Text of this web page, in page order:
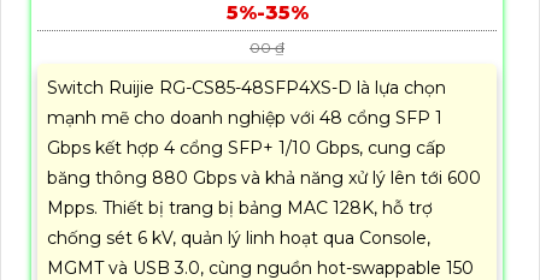
5%-35%
00 ₫
Switch Ruijie RG-CS85-48SFP4XS-D là lựa chọn
mạnh mẽ cho doanh nghiệp với 48 cổng SFP 1
Gbps kết hợp 4 cổng SFP+ 1/10 Gbps, cung cấp
băng thông 880 Gbps và khả năng xử lý lên tới 600
Mpps. Thiết bị trang bị bảng MAC 128K, hỗ trợ
chống sét 6 kV, quản lý linh hoạt qua Console,
MGMT và USB 3.0, cùng nguồn hot-swappable 150